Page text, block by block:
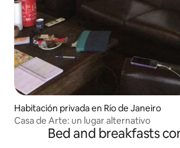
Habitación privada en Río de Janeiro
Casa de Arte: un lugar alternativo
Bed and breakfasts